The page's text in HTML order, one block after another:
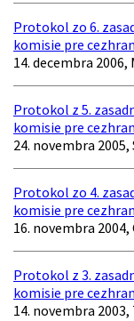
Protokol zo 6.
komisie pre
14. decembra 2006,
Protokol z 5.
komisie pre
24. novembra 2005,
Protokol zo 4.
komisie pre
16. novembra 2004,
Protokol z 3.
komisie pre
14. novembra